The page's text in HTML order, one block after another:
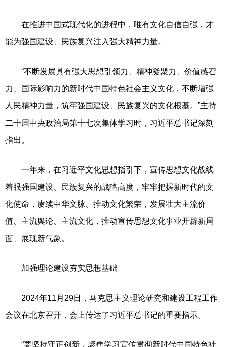
在推进中国式现代化的进程中，唯有文化自信自强，才
能为强国建设、民族复兴注入强大精神力量。
“不断发展具有强大思想引领力、精神凝聚力、价值感召
力、国际影响力的新时代中国特色社会主义文化，不断增强
人民精神力量，筑牢强国建设、民族复兴的文化根基。”主持
二十届中央政治局第十七次集体学习时，习近平总书记深刻
指出。
一年来，在习近平文化思想指引下，宣传思想文化战线
着眼强国建设、民族复兴的战略高度，牢牢把握新时代的文
化使命，赓续中华文脉、推动文化繁荣，发展壮大主流价
值、主流舆论、主流文化，推动宣传思想文化事业开辟新局
面、展现新气象。
加强理论建设夯实思想基础
2024年11月29日，马克思主义理论研究和建设工程工作
会议在北京召开，会上传达了习近平总书记的重要指示。
“要坚持守正创新，聚焦学习宣传贯彻新时代中国特色社